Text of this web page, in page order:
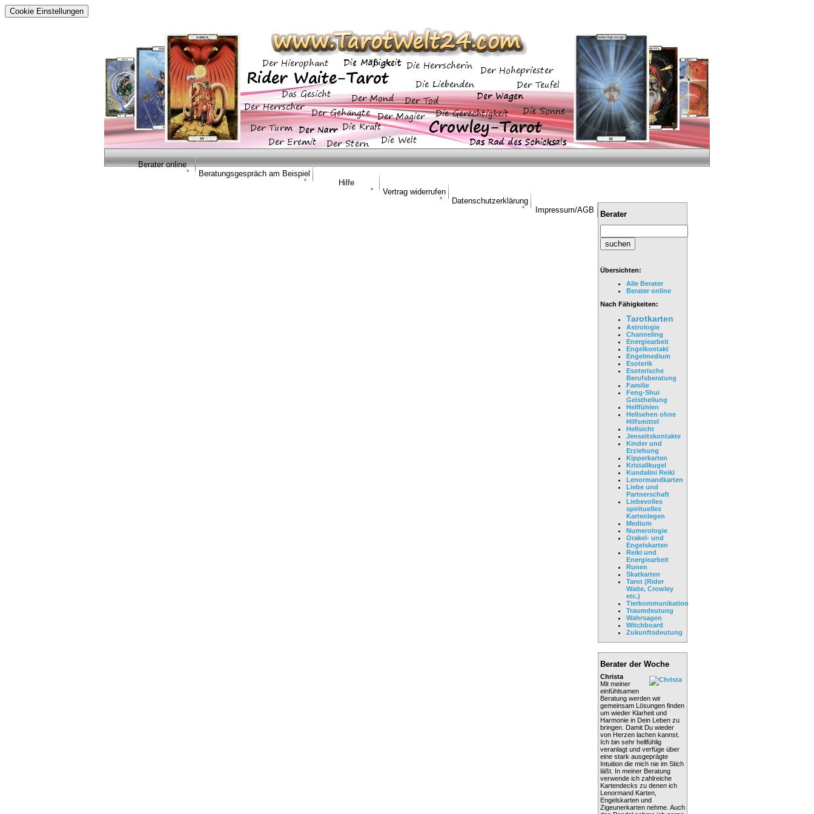
Cookie Einstellungen
Berater online
Beratungsgespräch am Beispiel
Hilfe
Vertrag widerrufen
Datenschutzerklärung
Impressum/AGB
Berater
Übersichten:
Alle Berater
Berater online
Nach Fähigkeiten:
Tarotkarten
Astrologie
Channeling
Energiearbeit
Engelkontakt
Engelmedium
Esoterik
Esoterische
Berufsberatung
Familie
Feng-Shui
Geistheilung
Hellfühlen
Hellsehen ohne
Hilfsmittel
Hellsicht
Jenseitskontakte
Kinder und
Erziehung
Kipperkarten
Kristallkugel
Kundalini Reiki
Lenormandkarten
Liebe und
Partnerschaft
Liebevolles
spirituelles
Kartenlegen
Medium
Numerologie
Orakel- und
Engelskarten
Reiki und
Energiearbeit
Runen
Skatkarten
Tarot (Rider
Waite, Crowley
etc.)
Tierkommunikation
Traumdeutung
Wahrsagen
Witchboard
Zukunftsdeutung
Berater der Woche
Christa
Mit meiner
einfühlsamen
Beratung werden wir
gemeinsam Lösungen finden
um wieder Klarheit und
Harmonie in Dein Leben zu
bringen. Damit Du wieder
von Herzen lachen kannst.
Ich bin sehr hellfühlig
veranlagt und verfüge über
eine stark ausgeprägte
Intuition die mich nie im Stich
läßt. In meiner Beratung
verwende ich zahlreiche
Kartendecks zu denen ich
Lenormand Karten,
Engelskarten und
Zigeunerkarten nehme. Auch